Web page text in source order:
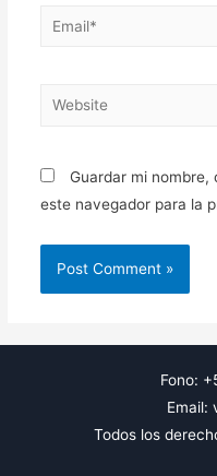
Email*
Website
Guardar mi
este navegador para la
Fono:
Email:
Todos los